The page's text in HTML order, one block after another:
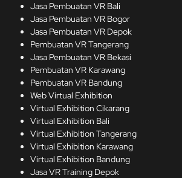
Jasa Pembuatan VR Bali
Jasa Pembuatan VR Bogor
Jasa Pembuatan VR Depok
Pembuatan VR Tangerang
Jasa Pembuatan VR Bekasi
Pembuatan VR Karawang
Pembuatan VR Bandung
Web Virtual Exhibition
Virtual Exhibition Cikarang
Virtual Exhibition Bali
Virtual Exhibition Tangerang
Virtual Exhibition Karawang
Virtual Exhibition Bandung
Jasa VR Training Depok